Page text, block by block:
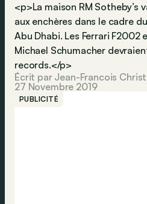
<p>La maison RM Sotheby’s
aux enchères dans le cadre
Abu Dhabi. Les Ferrari F2002
Michael Schumacher
records.</p>
Écrit par Jean-Francois
27 Novembre 2019
PUBLICITÉ